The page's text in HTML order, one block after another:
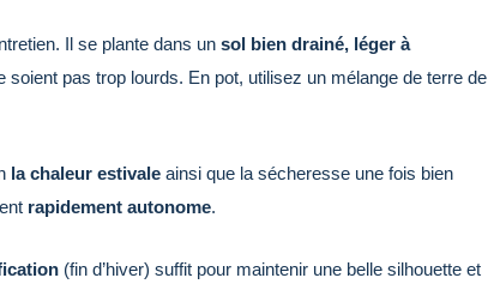
Il se plante dans un sol bien drainé, léger à
soient pas trop lourds. En pot, utilisez un mélange de terre de
la chaleur estivale ainsi que la sécheresse une fois bien
rapidement autonome.
(fin d’hiver) suffit pour maintenir une belle silhouette et